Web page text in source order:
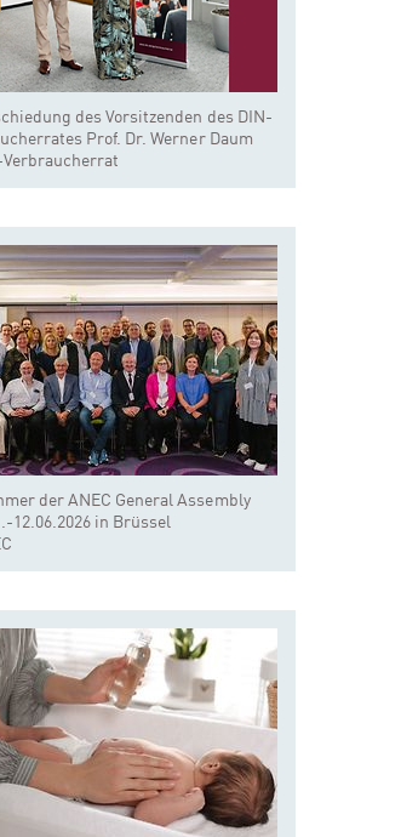
des Vorsitzenden des DIN-
Prof. Dr. Werner Daum
der ANEC General Assembly
12.06.2026 in Brüssel